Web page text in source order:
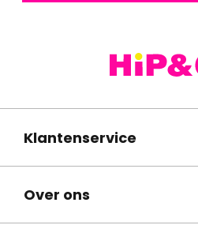
Klantenservice
Over ons